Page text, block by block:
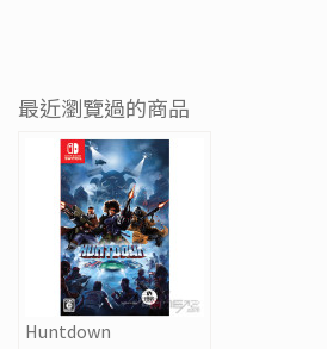
最近瀏覽過的商品
Huntdown